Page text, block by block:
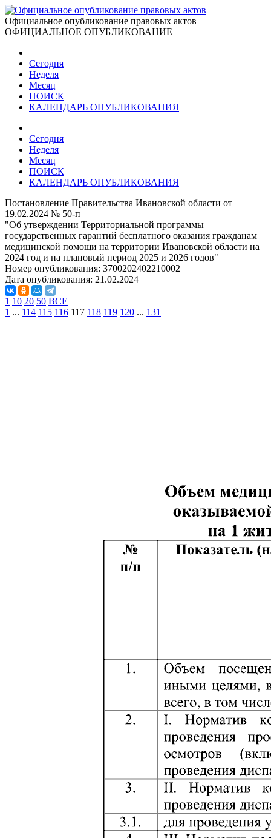
Официальное опубликование правовых актов
ОФИЦИАЛЬНОЕ ОПУБЛИКОВАНИЕ
Сегодня
Неделя
Месяц
ПОИСК
КАЛЕНДАРЬ ОПУБЛИКОВАНИЯ
Сегодня
Неделя
Месяц
ПОИСК
КАЛЕНДАРЬ ОПУБЛИКОВАНИЯ
Постановление Правительства Ивановской области от
19.02.2024 № 50-п
"Об утверждении Территориальной программы
государственных гарантий бесплатного оказания гражданам
медицинской помощи на территории Ивановской области на
2024 год и на плановый период 2025 и 2026 годов"
Номер опубликования: 3700202402210002
Дата опубликования: 21.02.2024
1 10 20 50 ВСЕ
1 ... 114 115 116 117 118 119 120 ... 131